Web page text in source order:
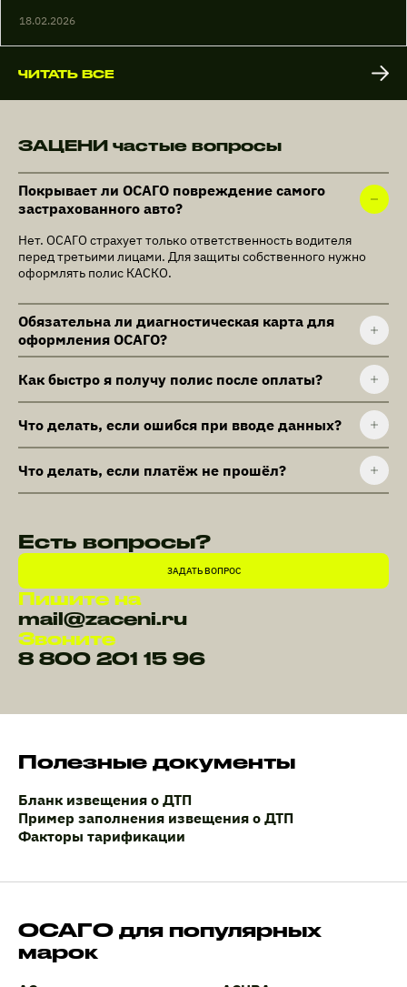
18.02.2026
ЧИТАТЬ ВСЕ
ЗАЦЕНИ частые вопросы
Покрывает ли ОСАГО повреждение самого
застрахованного авто?
Нет. ОСАГО страхует только ответственность водителя
перед третьими лицами. Для защиты собственного нужно
оформлять полис КАСКО.
Обязательна ли диагностическая карта для
оформления ОСАГО?
Как быстро я получу полис после оплаты?
Что делать, если ошибся при вводе данных?
Что делать, если платёж не прошёл?
Есть вопросы?
ЗАДАТЬ ВОПРОС
Пишите на
mail@zaceni.ru
Звоните
8 800 201 15 96
Полезные документы
Бланк извещения о ДТП
Пример заполнения извещения о ДТП
Факторы тарификации
ОСАГО для популярных
марок